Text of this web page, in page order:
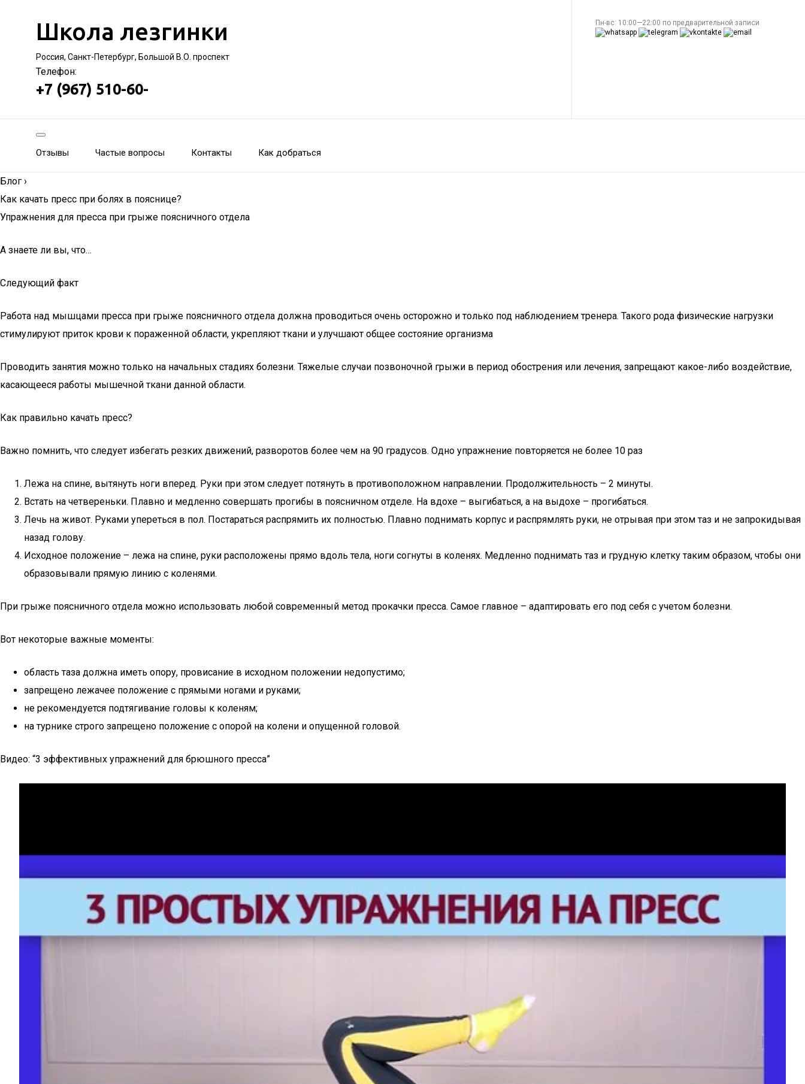
Школа лезгинки
Россия, Санкт-Петербург, Большой В.О. проспект
Телефон:
+7 (967) 510-60-
Пн-вс: 10:00—22:00 по предварительной записи
Отзывы Частые вопросы Контакты Как добраться
Блог ›
Как качать пресс при болях в пояснице?
Упражнения для пресса при грыже поясничного отдела
А знаете ли вы, что…
Следующий факт
Работа над мышцами пресса при грыже поясничного отдела должна проводиться очень осторожно и только под наблюдением тренера. Такого рода физические нагрузки
стимулируют приток крови к пораженной области, укрепляют ткани и улучшают общее состояние организма
Проводить занятия можно только на начальных стадиях болезни. Тяжелые случаи позвоночной грыжи в период обострения или лечения, запрещают какое-либо воздействие,
касающееся работы мышечной ткани данной области.
Как правильно качать пресс?
Важно помнить, что следует избегать резких движений, разворотов более чем на 90 градусов. Одно упражнение повторяется не более 10 раз
Лежа на спине, вытянуть ноги вперед. Руки при этом следует потянуть в противоположном направлении. Продолжительность – 2 минуты.
Встать на четвереньки. Плавно и медленно совершать прогибы в поясничном отделе. На вдохе – выгибаться, а на выдохе – прогибаться.
Лечь на живот. Руками упереться в пол. Постараться распрямить их полностью. Плавно поднимать корпус и распрямлять руки, не отрывая при этом таз и не запрокидывая
назад голову.
Исходное положение – лежа на спине, руки расположены прямо вдоль тела, ноги согнуты в коленях. Медленно поднимать таз и грудную клетку таким образом, чтобы они
образовывали прямую линию с коленями.
При грыже поясничного отдела можно использовать любой современный метод прокачки пресса. Самое главное – адаптировать его под себя с учетом болезни.
Вот некоторые важные моменты:
область таза должна иметь опору, провисание в исходном положении недопустимо;
запрещено лежачее положение с прямыми ногами и руками;
не рекомендуется подтягивание головы к коленям;
на турнике строго запрещено положение с опорой на колени и опущенной головой.
Видео: “3 эффективных упражнений для брюшного пресса”